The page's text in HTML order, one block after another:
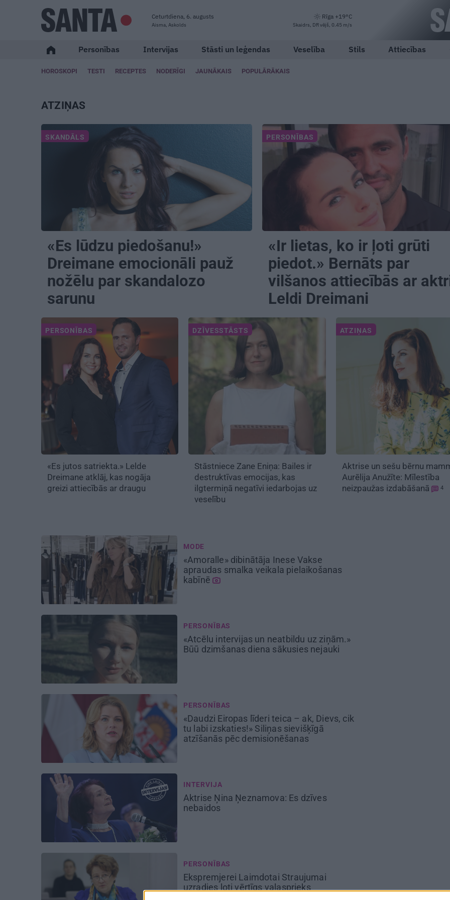
Ceturtdiena, 6. augusts
Aisma, Askolds
Rīga +19°C
Skaidrs, DR vējš, 0.45 m/s
Personības Intervijas Stāsti un leģendas Veselība Stils Attiecības
HOROSKOPI TESTI RECEPTES NODERĪGI JAUNĀKAIS POPULĀRĀKAIS
ATZIŅAS
SKANDĀLS
«Es lūdzu piedošanu!»
Dreimane emocionāli pauž
nožēlu par skandalozo
sarunu
PERSONĪBAS
«Ir lietas, ko ir ļoti grūti
piedot.» Bernāts par
vilšanos attiecībās ar
Leldi Dreimani
PERSONĪBAS
«Es jutos satriekta.» Lelde
Dreimane atklāj, kas nogāja
greizi attiecībās ar draugu
DZĪVESSTĀSTS
Stāstniece Zane Eniņa: Bailes ir
destruktīvas emocijas, kas
ilgtermiņā negatīvi iedarbojas uz
veselību
ATZIŅAS
Aktrise un sešu bērnu
Aurēlija Anužīte: Mīlestība
neizpaužas izdabāšanā
4
MODE
«Amoralle» dibinātāja Inese Vakse
apraudas smalka veikala pielaikošanas
kabīnē
PERSONĪBAS
«Atcēlu intervijas un neatbildu uz ziņām.»
Būū dzimšanas diena sākusies nejauki
PERSONĪBAS
«Daudzi Eiropas līderi teica – ak, Dievs, cik
tu labi izskaties!» Siliņas sievišķīgā
atzīšanās pēc demisionēšanas
INTERVIJA
Aktrise Ņina Ņeznamova: Es dzīves
nebaidos
PERSONĪBAS
Ekspremjerei Laimdotai Straujumai
uzradies ļoti vērtīgs vaļasprieks